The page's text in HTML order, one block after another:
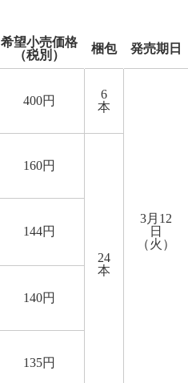
希望小売価格
（税別）
梱包 発売期日
400円
6
本
3月12
日
（火）
160円
24
本
144円
140円
135円